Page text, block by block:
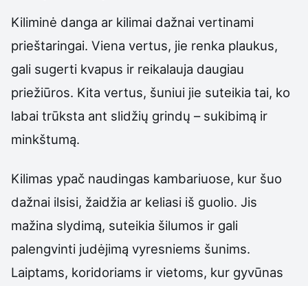
Kiliminė danga ar kilimai dažnai vertinami
prieštaringai. Viena vertus, jie renka plaukus,
gali sugerti kvapus ir reikalauja daugiau
priežiūros. Kita vertus, šuniui jie suteikia tai, ko
labai trūksta ant slidžių grindų – sukibimą ir
minkštumą.
Kilimas ypač naudingas kambariuose, kur šuo
dažnai ilsisi, žaidžia ar keliasi iš guolio. Jis
mažina slydimą, suteikia šilumos ir gali
palengvinti judėjimą vyresniems šunims.
Laiptams, koridoriams ir vietoms, kur gyvūnas